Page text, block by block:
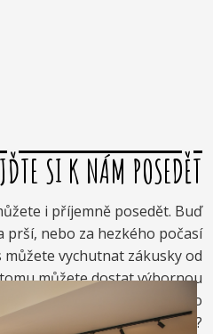
SI K NÁM POSEDĚT
i příjemně posedět. Buď
prší, nebo za hezkého počasí
vychutnat zákusky od
můžete dostat výbornou
dáte zrmzlinový pohár nebo
vynikající točenou zmrzlinu?